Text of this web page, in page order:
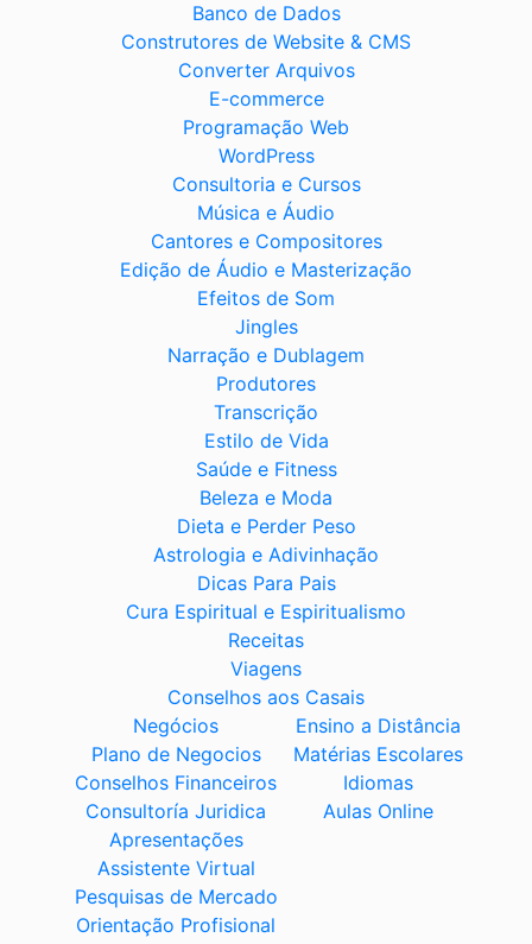
Banco de Dados
Construtores de Website & CMS
Converter Arquivos
E-commerce
Programação Web
WordPress
Consultoria e Cursos
Música e Áudio
Cantores e Compositores
Edição de Áudio e Masterização
Efeitos de Som
Jingles
Narração e Dublagem
Produtores
Transcrição
Estilo de Vida
Saúde e Fitness
Beleza e Moda
Dieta e Perder Peso
Astrologia e Adivinhação
Dicas Para Pais
Cura Espiritual e Espiritualismo
Receitas
Viagens
Conselhos aos Casais
Negócios
Plano de Negocios
Conselhos Financeiros
Consultoría Juridica
Apresentações
Assistente Virtual
Pesquisas de Mercado
Orientação Profisional
Ensino a Distância
Matérias Escolares
Idiomas
Aulas Online